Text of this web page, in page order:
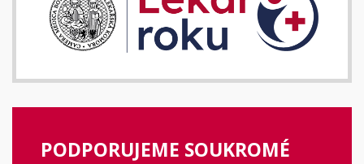
PODPORUJEME SOUKROMÉ